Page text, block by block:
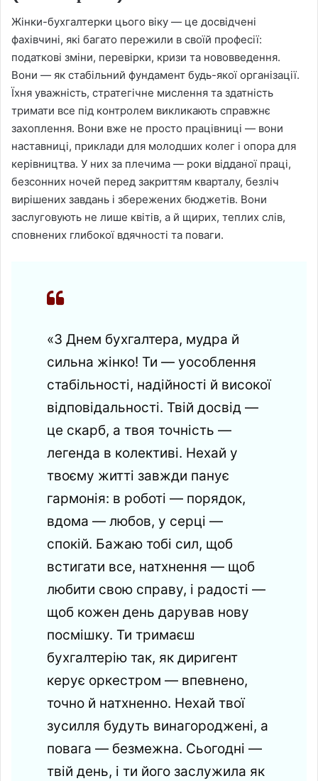
Жінки-бухгалтерки цього віку — це досвідчені
фахівчині, які багато пережили в своїй професії:
податкові зміни, перевірки, кризи та нововведення.
Вони — як стабільний фундамент будь-якої організації.
Їхня уважність, стратегічне мислення та здатність
тримати все під контролем викликають справжнє
захоплення. Вони вже не просто працівниці — вони
наставниці, приклади для молодших колег і опора для
керівництва. У них за плечима — роки відданої праці,
безсонних ночей перед закриттям кварталу, безліч
вирішених завдань і збережених бюджетів. Вони
заслуговують не лише квітів, а й щирих, теплих слів,
сповнених глибокої вдячності та поваги.
«З Днем бухгалтера, мудра й
сильна жінко! Ти — уособлення
стабільності, надійності й високої
відповідальності. Твій досвід —
це скарб, а твоя точність —
легенда в колективі. Нехай у
твоєму житті завжди панує
гармонія: в роботі — порядок,
вдома — любов, у серці —
спокій. Бажаю тобі сил, щоб
встигати все, натхнення — щоб
любити свою справу, і радості —
щоб кожен день дарував нову
посмішку. Ти тримаєш
бухгалтерію так, як диригент
керує оркестром — впевнено,
точно й натхненно. Нехай твої
зусилля будуть винагороджені, а
повага — безмежна. Сьогодні —
твій день, і ти його заслужила як